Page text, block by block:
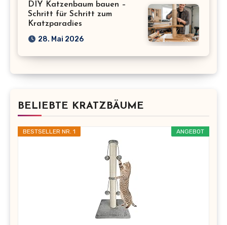
DIY Katzenbaum bauen –
Schritt für Schritt zum
Kratzparadies
28. Mai 2026
BELIEBTE KRATZBÄUME
ANGEBOT
BESTSELLER NR. 1